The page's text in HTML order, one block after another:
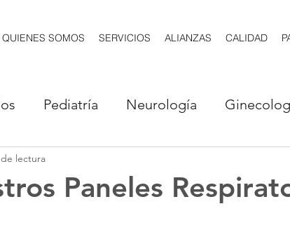
QUIENES SOMOS SERVICIOS ALIANZAS CALIDAD
Pediatría Neurología
Paneles
lectura